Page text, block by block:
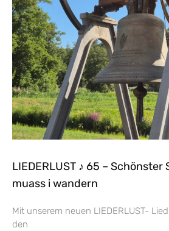
LIEDERLUST ♪ 65 –
muass i wandern
Mit unserem neuen LIEDERLUST-
den